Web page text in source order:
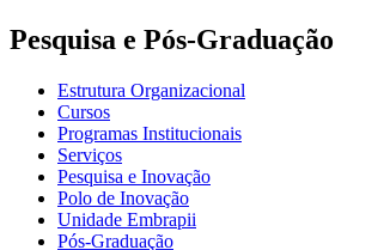
Pesquisa e Pós-Graduação
Estrutura Organizacional
Cursos
Programas Institucionais
Serviços
Pesquisa e Inovação
Polo de Inovação
Unidade Embrapii
Pós-Graduação